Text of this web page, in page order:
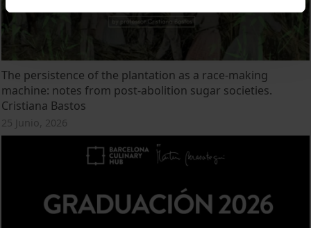
The persistence of the plantation as a race-making
machine: notes from post-abolition sugar societies.
Cristiana Bastos
25 Junio, 2026